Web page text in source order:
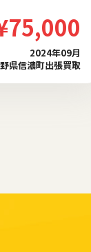
2024年09月
県信濃町出張買取